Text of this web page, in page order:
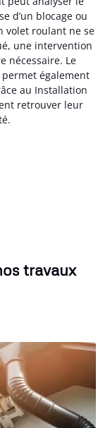
d’un blocage ou
volet roulant ne se
une intervention
nécessaire. Le
également
au Installation
retrouver leur
travaux